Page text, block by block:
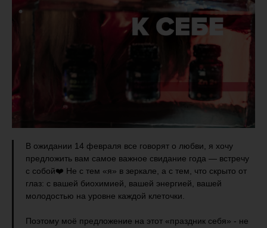
В ожидании 14 февраля все говорят о любви, я хочу
предложить вам самое важное свидание года — встречу
с собой❤️ Не с тем «я» в зеркале, а с тем, что скрыто от
глаз: с вашей биохимией, вашей энергией, вашей
молодостью на уровне каждой клеточки.
Поэтому моё предложение на этот «праздник себя» - не